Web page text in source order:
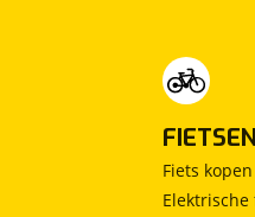
FIETSEN
Fiets kopen
Elektrische